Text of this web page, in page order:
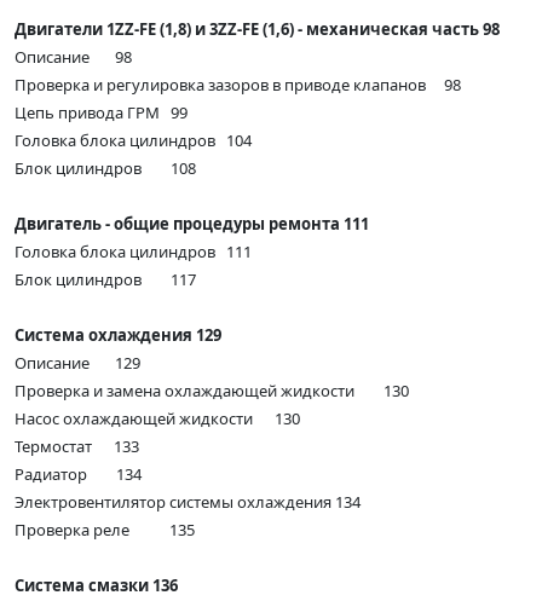
Двигатели 1ZZ-FE (1,8) и 3ZZ-FE (1,6) - механическая часть 98
Описание 98
Проверка и регулировка зазоров в приводе клапанов 98
Цепь привода ГРМ 99
Головка блока цилиндров 104
Блок цилиндров 108
Двигатель - общие процедуры ремонта 111
Головка блока цилиндров 111
Блок цилиндров 117
Система охлаждения 129
Описание 129
Проверка и замена охлаждающей жидкости 130
Насос охлаждающей жидкости 130
Термостат 133
Радиатор 134
Электровентилятор системы охлаждения 134
Проверка реле 135
Система смазки 136